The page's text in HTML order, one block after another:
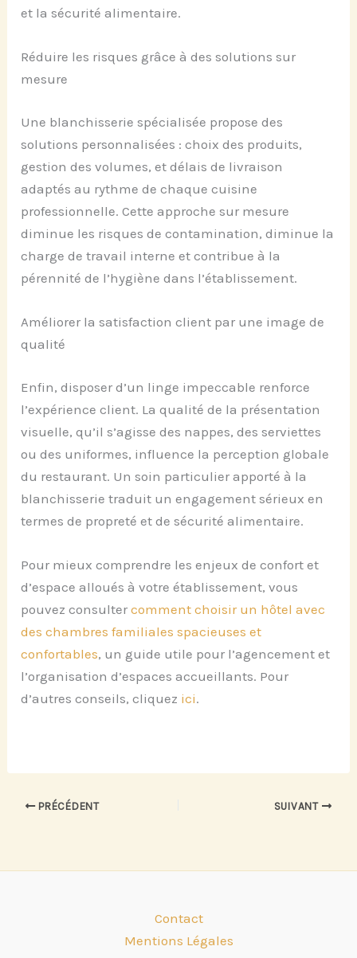
et la sécurité alimentaire.
Réduire les risques grâce à des solutions sur
mesure
Une blanchisserie spécialisée propose des
solutions personnalisées : choix des produits,
gestion des volumes, et délais de livraison
adaptés au rythme de chaque cuisine
professionnelle. Cette approche sur mesure
diminue les risques de contamination, diminue la
charge de travail interne et contribue à la
pérennité de l’hygiène dans l’établissement.
Améliorer la satisfaction client par une image de
qualité
Enfin, disposer d’un linge impeccable renforce
l’expérience client. La qualité de la présentation
visuelle, qu’il s’agisse des nappes, des serviettes
ou des uniformes, influence la perception globale
du restaurant. Un soin particulier apporté à la
blanchisserie traduit un engagement sérieux en
termes de propreté et de sécurité alimentaire.
Pour mieux comprendre les enjeux de confort et
d’espace alloués à votre établissement, vous
pouvez consultercomment choisir un hôtel avec
des chambres familiales spacieuses et
confortables, un guide utile pour l’agencement et
l’organisation d’espaces accueillants. Pour
d’autres conseils, cliquez ici.
PRÉCÉDENT SUIVANT
Contact
Mentions Légales